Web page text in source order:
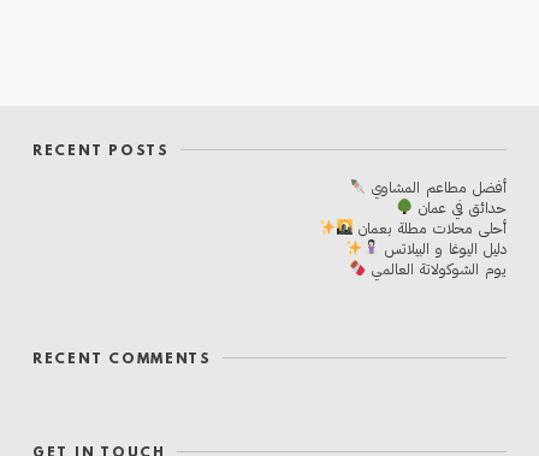
RECENT POSTS
أفضل مطاعم المشاوي
حدائق في عمان
أحلی محلات مطلة بعمان
دليل اليوغا و البيلاتس
يوم الشوكولاتة العالمي
RECENT COMMENTS